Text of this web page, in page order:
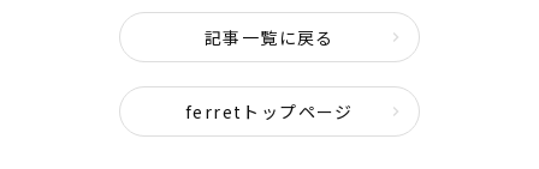
記事一覧に戻る
ferretトップページ